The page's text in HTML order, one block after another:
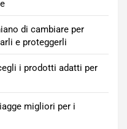
di cambiare per
e proteggerli
i prodotti adatti per
migliori per i